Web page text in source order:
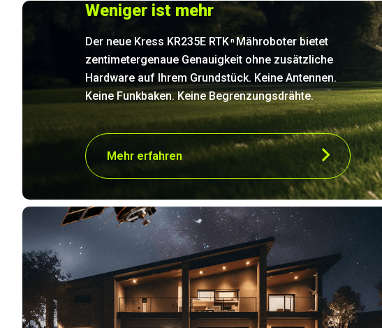
Weniger ist mehr
Der neue Kress KR235E RTK nMähroboter bietet
zentimetergenaue Genauigkeit ohne zusätzliche
Hardware auf Ihrem Grundstück. Keine Antennen.
Keine Funkbaken. Keine Begrenzungsdrähte.
Mehr erfahren